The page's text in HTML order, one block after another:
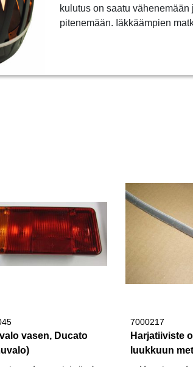
kulutus on saatu
pitenemään. Iäkkäämpien
vasen, Ducato
7000217
Harjatiiviste
luukkuun